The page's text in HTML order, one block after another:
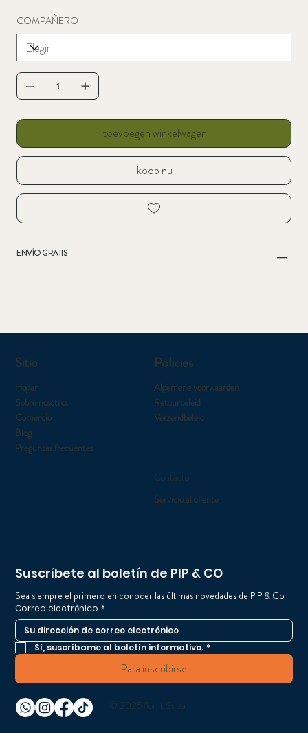
COMPAÑERO
toevoegen winkelwagen
koop nu
ENVÍO GRATIS
Suscríbete al boletín de PIP & CO
Sea siempre el primero en conocer las últimas novedades de PIP & Co
Correo electrónico *
Sí, suscríbame al boletín informativo. *
Para inscribirse
Contacto
Servicio al cliente
Policies
Algemene voorwaarden
Retourbeleid
Verzendbeleid
Sitio
Hogar
Sobre nosotros
Comercio
Blog
Preguntas frecuentes
© 2025 flor it Suiza